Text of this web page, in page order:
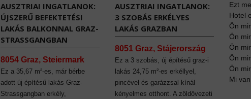
AUSZTRIAI INGATLANOK:
ÚJSZERŰ BEFEKTETÉSI
LAKÁS BALKONNAL GRAZ-
STRASSGANGBAN
8054 Graz, Steiermark
Ez a 35,67 m²-es, már bérbe
adott új építésű lakás Graz-
Strassgangban erkély,
AUSZTRIAI INGATLANOK:
3 SZOBÁS ERKÉLYES
LAKÁS GRAZBAN
8051 Graz, Stájerország
Ez a 3 szobás, új építésű graz-i
lakás 24,75 m²-es erkéllyel,
pincével és garázzsal kínál
kényelmes otthont. A zöldövezeti
Ezt
Hotel
Ön
Ön
Ön
Ön
Ön
Mi